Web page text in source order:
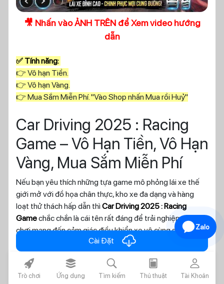
🎥 Nhấn vào ẢNH TRÊN để Xem video hướng
dẫn
✅ Tính năng:
👉 Vô hạn Tiền.
👉 Vô hạn Vàng.
👉 Mua Sắm Miễn Phí. "Vào Shop nhấn Mua rồi Huỷ"
Car Driving 2025 : Racing
Game – Vô Hạn Tiền, Vô Hạn
Vàng, Mua Sắm Miễn Phí
Nếu bạn yêu thích những tựa game mô phỏng lái xe thế
giới mở với đồ họa chân thực, kho xe đa dạng và hàng
loạt thử thách hấp dẫn thìCar Driving 2025 : Racing
Gamechắc chắn là cái tên rất đáng để trải nghiệm. Trò
chơi mang đến cảm giác điều khiển xe vô cùng sống động
khi cho phép người chơi tự do khám phá thành phố rộng
lớn, tham gia các cuộc đua tốc độ, thực hiện nhiệm vụ và
nâng cấp chiếc xe theo phong cách riêng.
Trong phiên bảnMOD dành cho iOS được chia sẻ trên
Cài Đặt cloud_download
rocket_fill
Trò chơi
layers_alt_fill
Ứng dụng
search
Tìm kiếm
today
Thủ thuật
person
Tài Khoản
Zalo